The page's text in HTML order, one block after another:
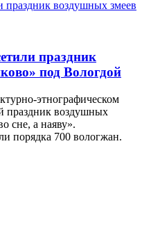
праздник
под Вологдой
праздник воздушных
сне, а наяву».
порядка 700 вологжан.